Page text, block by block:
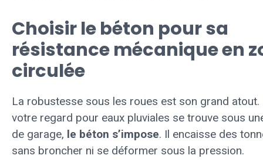
Choisir le béton pour sa
résistance mécanique en
circulée
La robustesse sous les roues est son grand atout.
votre regard pour eaux pluviales se trouve sous
de garage, le béton s’impose. Il encaisse des
sans broncher ni se déformer sous la pression.